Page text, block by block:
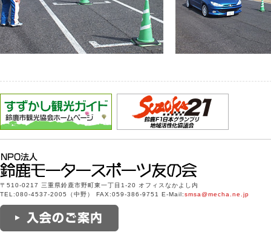
〒510-0217 三重県鈴鹿市野町東一丁目1-20 オフィスなかよし内
TEL:080-4537-2005（中野） FAX:059-386-9751 E-Mail:smsa@mecha.ne.jp